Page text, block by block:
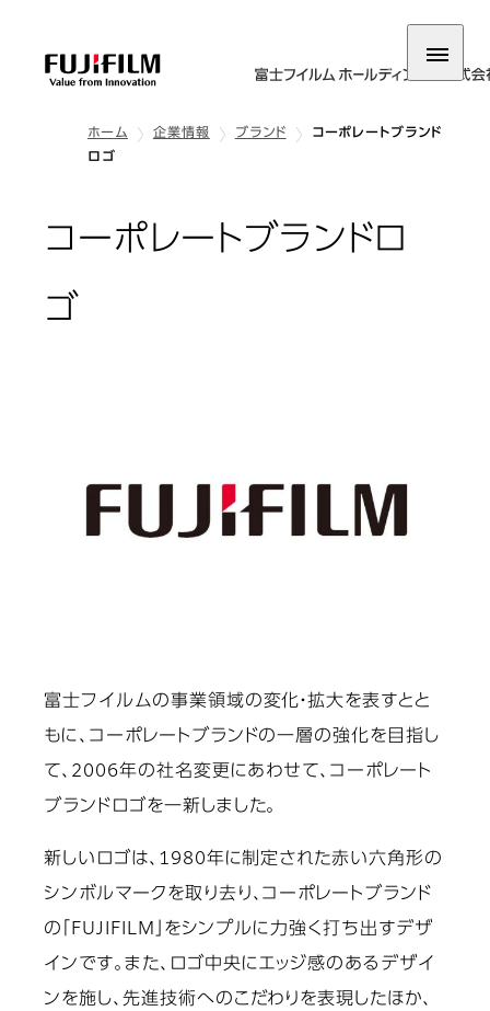
ホーム 企業情報 ブランド
コーポレートブランド
ロゴ
コーポレートブランドロ
ゴ
富士フイルムの事業領域の変化・拡大を表すとと
もに、コーポレートブランドの一層の強化を目指し
て、2006年の社名変更にあわせて、コーポレート
ブランドロゴを一新しました。
新しいロゴは、1980年に制定された赤い六角形の
シンボルマークを取り去り、コーポレートブランド
の「FUJIFILM」をシンプルに力強く打ち出すデザ
インです。また、ロゴ中央にエッジ感のあるデザイ
ンを施し、先進技術へのこだわりを表現したほか、